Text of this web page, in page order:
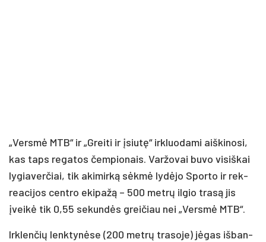
„Vers­mė MTB“ ir „Grei­ti ir įsiu­tę“ irk­luo­da­mi aiš­ki­no­si,
kas taps re­ga­tos čem­pio­nais. Var­žo­vai bu­vo vi­siš­kai
ly­gia­ver­čiai, tik aki­mir­ką sėk­mė ly­dė­jo Spor­to ir rek­
rea­ci­jos cent­ro eki­pa­žą – 500 met­rų il­gio tra­są jis
įvei­kė tik 0,55 se­kun­dės grei­čiau nei „Vers­mė MTB“.
Irk­len­čių lenk­ty­nė­se (200 met­rų tra­so­je) jė­gas iš­ban­